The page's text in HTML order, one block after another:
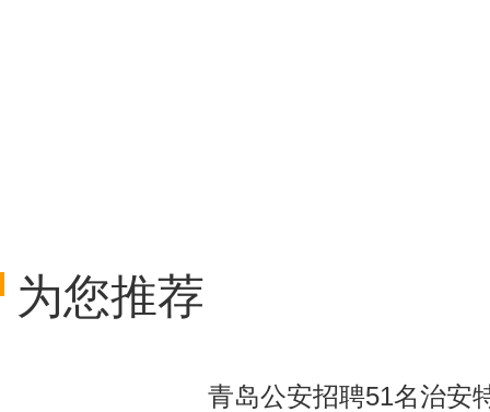
为您推荐
青岛公安招聘51名治安